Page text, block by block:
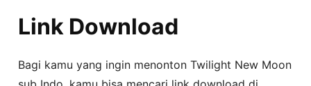
Link Download
Bagi kamu yang ingin menonton Twilight New Moon